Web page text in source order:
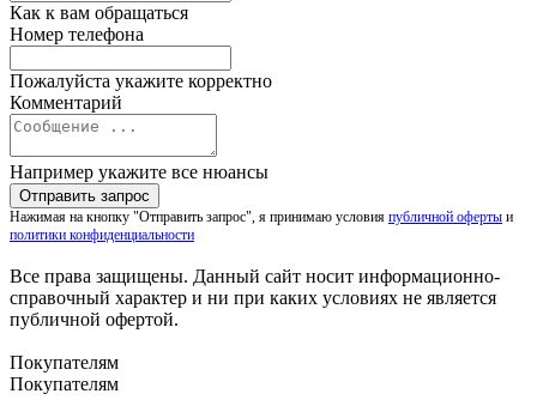
Как к вам обращаться
Номер телефона
Пожалуйста укажите корректно
Комментарий
Например укажите все нюансы
Нажимая на кнопку "Отправить запрос", я принимаю условия публичной оферты и
политики конфиденциальности
Все права защищены. Данный сайт носит информационно-
справочный характер и ни при каких условиях не является
публичной офертой.
Покупателям
Покупателям